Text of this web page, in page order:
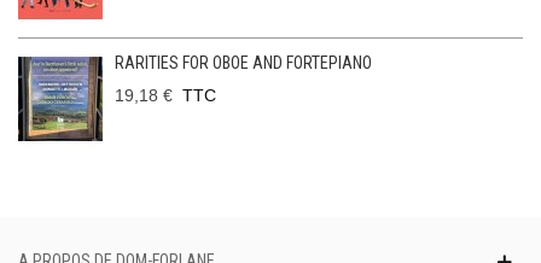
RARITIES FOR OBOE AND FORTEPIANO
19,18 € TTC